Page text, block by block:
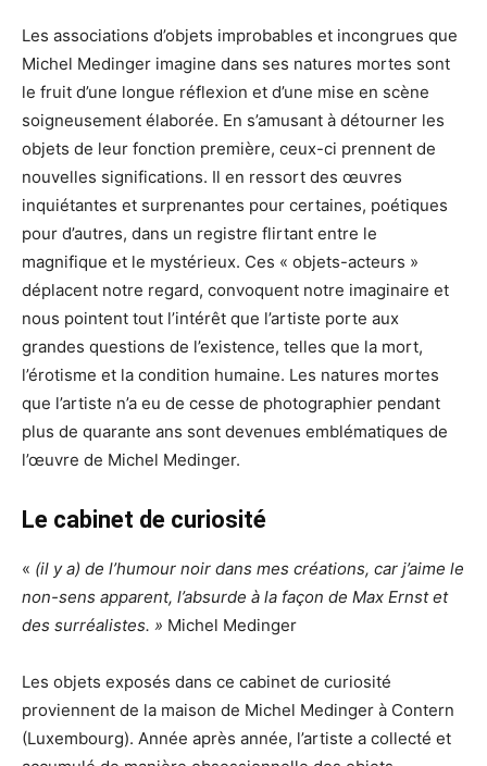
Les associations d’objets improbables et incongrues que
Michel Medinger imagine dans ses natures mortes sont
le fruit d’une longue réflexion et d’une mise en scène
soigneusement élaborée. En s’amusant à détourner les
objets de leur fonction première, ceux-ci prennent de
nouvelles significations. Il en ressort des œuvres
inquiétantes et surprenantes pour certaines, poétiques
pour d’autres, dans un registre flirtant entre le
magnifique et le mystérieux. Ces « objets-acteurs »
déplacent notre regard, convoquent notre imaginaire et
nous pointent tout l’intérêt que l’artiste porte aux
grandes questions de l’existence, telles que la mort,
l’érotisme et la condition humaine. Les natures mortes
que l’artiste n’a eu de cesse de photographier pendant
plus de quarante ans sont devenues emblématiques de
l’œuvre de Michel Medinger.
Le cabinet de curiosité
« (il y a) de l’humour noir dans mes créations, car j’aime le
non-sens apparent, l’absurde à la façon de Max Ernst et
des surréalistes. » Michel Medinger
Les objets exposés dans ce cabinet de curiosité
proviennent de la maison de Michel Medinger à Contern
(Luxembourg). Année après année, l’artiste a collecté et